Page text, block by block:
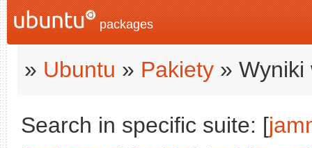
packages
» Ubuntu » Pakiety » Wyniki
Search in specific suite: [